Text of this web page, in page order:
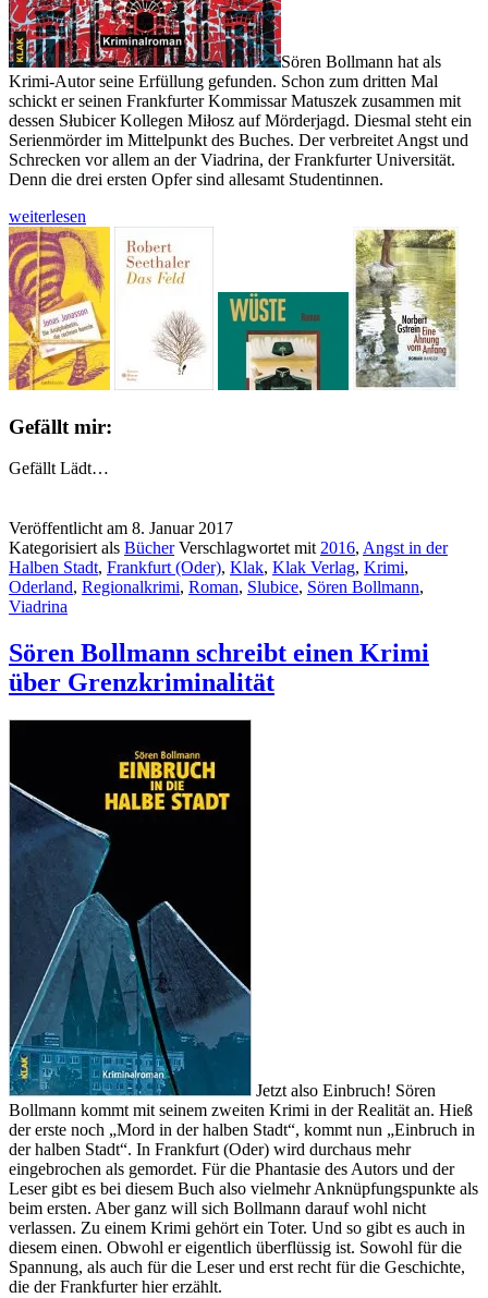
Sören Bollmann hat als
Krimi-Autor seine Erfüllung gefunden. Schon zum dritten Mal
schickt er seinen Frankfurter Kommissar Matuszek zusammen mit
dessen Słubicer Kollegen Miłosz auf Mörderjagd. Diesmal steht ein
Serienmörder im Mittelpunkt des Buches. Der verbreitet Angst und
Schrecken vor allem an der Viadrina, der Frankfurter Universität.
Denn die drei ersten Opfer sind allesamt Studentinnen.
Sören
Bollmann
schockt
mit
einem
Serienmörder
an
Viadrina-
Studentinnen
weiterlesen
Gefällt mir:
Gefällt Lädt…
Veröffentlicht am 8. Januar 2017
Kategorisiert als Bücher Verschlagwortet mit 2016, Angst in der
Halben Stadt, Frankfurt (Oder), Klak, Klak Verlag, Krimi,
Oderland, Regionalkrimi, Roman, Slubice, Sören Bollmann,
Viadrina
Sören Bollmann schreibt einen Krimi
über Grenzkriminalität
Jetzt also Einbruch! Sören
Bollmann kommt mit seinem zweiten Krimi in der Realität an. Hieß
der erste noch „Mord in der halben Stadt“, kommt nun „Einbruch in
der halben Stadt“. In Frankfurt (Oder) wird durchaus mehr
eingebrochen als gemordet. Für die Phantasie des Autors und der
Leser gibt es bei diesem Buch also vielmehr Anknüpfungspunkte als
beim ersten. Aber ganz will sich Bollmann darauf wohl nicht
verlassen. Zu einem Krimi gehört ein Toter. Und so gibt es auch in
diesem einen. Obwohl er eigentlich überflüssig ist. Sowohl für die
Spannung, als auch für die Leser und erst recht für die Geschichte,
die der Frankfurter hier erzählt.